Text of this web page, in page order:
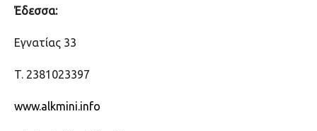
Έδεσσα:
Eγνατίας 33
T. 2381023397
www.alkmini.info